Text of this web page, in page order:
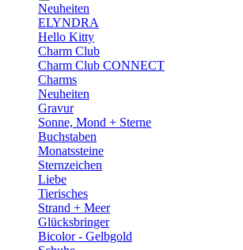
Neuheiten
ELYNDRA
Hello Kitty
Charm Club
Charm Club CONNECT
Charms
Neuheiten
Gravur
Sonne, Mond + Sterne
Buchstaben
Monatssteine
Sternzeichen
Liebe
Tierisches
Strand + Meer
Glücksbringer
Bicolor - Gelbgold